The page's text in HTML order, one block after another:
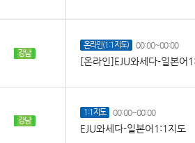
강남
온라인(1:1지도) 00:00~00:00
[온라인]EJU와세다-일본어
강남
1:1지도 00:00~00:00
EJU와세다-일본어1:1지도